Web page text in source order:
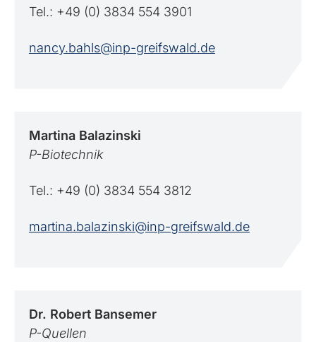
Tel.: +49 (0) 3834 554 3901
nancy.bahls@inp-greifswald.de
Martina Balazinski
P-Biotechnik
Tel.: +49 (0) 3834 554 3812
martina.balazinski@inp-greifswald.de
Dr. Robert Bansemer
P-Quellen